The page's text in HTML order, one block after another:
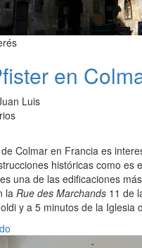
en
Luis
Colmar en Francia es
históricas como es
una de las edificaciones
la Rue des Marchands 11 de
y a 5 minutos de la Iglesia